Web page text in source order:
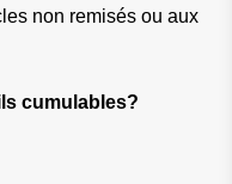
non remisés ou aux
cumulables?